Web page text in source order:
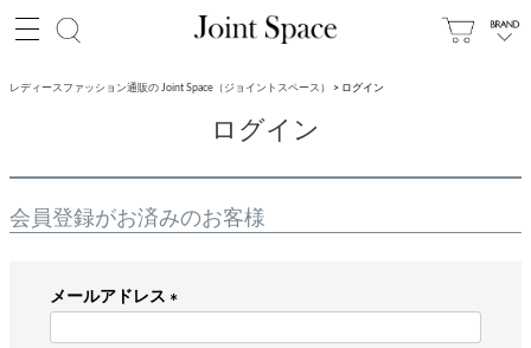
レディースファッション通販の Joint Space（ジョイントスペース） ログイン
ログイン
会員登録がお済みのお客様
メールアドレス